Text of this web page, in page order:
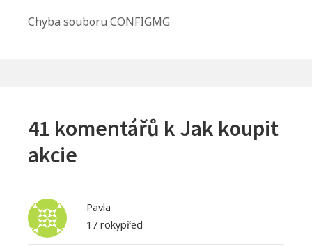
Další
Chyba souboru CONFIGMG
41 komentářů k Jak koupit
akcie
Pavla
17 rokypřed